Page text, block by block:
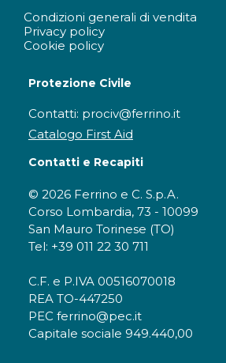
Condizioni generali di vendita
Privacy policy
Cookie policy
Protezione Civile
Contatti: prociv@ferrino.it
Catalogo First Aid
Contatti e Recapiti
© 2026 Ferrino e C. S.p.A.
Corso Lombardia, 73 - 10099
San Mauro Torinese (TO)
Tel: +39 011 22 30 711
C.F. e P.IVA 00516070018
REA TO-447250
PEC ferrino@pec.it
Capitale sociale 949.440,00